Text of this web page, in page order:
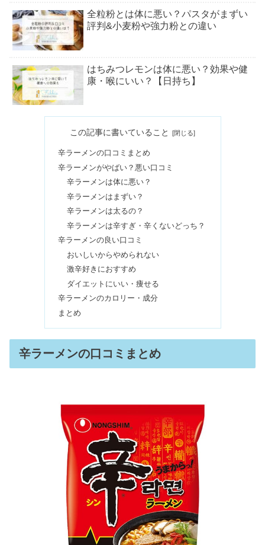
全粒粉とは体に悪い？パスタがまずい
評判&小麦粉や強力粉との違い
はちみつレモンは体に悪い？効果や健
康・喉にいい？【日持ち】
パーや生協にあるか口コミ調査
無印のアロマは体に悪い？ペンダント
や陣痛の時に使える？
モリモリスリムが体に悪い&まずい口
コミは本当？ダイエット効果の評判
メープルシロップは健康に悪い？はち
みつとの違いやカビの危険性
ZONeエナジードリンクがやばい・体
に悪い？効果や味の口コミも
いの？販売終了・白キャップまずい？
ヤクルト1000飲みすぎは体に悪い？効
果なし・下痢になる口コミは本当？
こんにゃくゼリー（蒟蒻畑）の食べ過
ぎは危険！太るや便秘＆下痢で体に悪
い？
この記事に書いていること
辛ラーメンの口コミまとめ
辛ラーメンがやばい？悪い口コミ
辛ラーメンは体に悪い？
辛ラーメンはまずい？
辛ラーメンは太るの？
辛ラーメンは辛すぎ・辛くないどっち？
辛ラーメンの良い口コミ
おいしいからやめられない
激辛好きにおすすめ
ダイエットにいい・痩せる
辛ラーメンのカロリー・成分
まとめ
辛ラーメンの口コミまとめ